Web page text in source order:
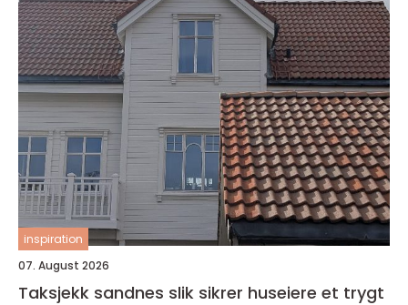
inspiration
07. August 2026
Taksjekk sandnes slik sikrer huseiere et trygt